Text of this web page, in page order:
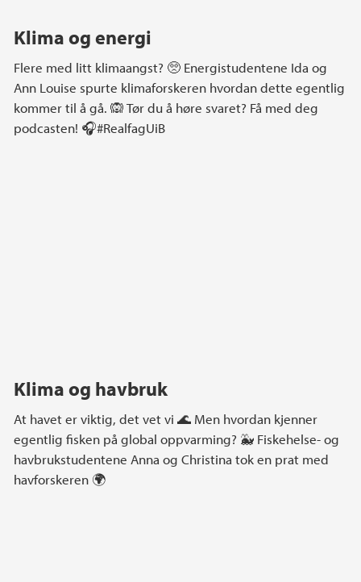
Klima og energi
Flere med litt klimaangst? 🥺 Energistudentene Ida og
Ann Louise spurte klimaforskeren hvordan dette egentlig
kommer til å gå. 🙉 Tør du å høre svaret? Få med deg
podcasten! 🎧#RealfagUiB
Klima og havbruk
At havet er viktig, det vet vi 🌊 Men hvordan kjenner
egentlig fisken på global oppvarming? 🐳 Fiskehelse- og
havbrukstudentene Anna og Christina tok en prat med
havforskeren 🌍